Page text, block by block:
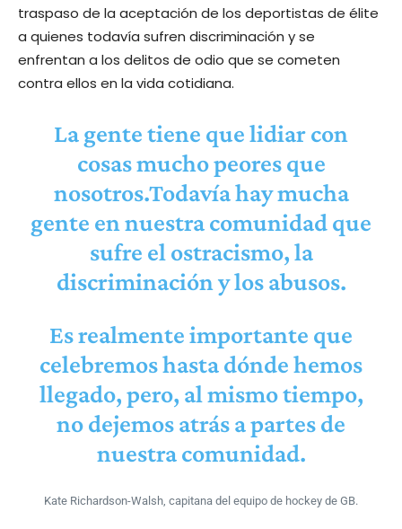
traspaso de la aceptación de los deportistas de élite
a quienes todavía sufren discriminación y se
enfrentan a los delitos de odio que se cometen
contra ellos en la vida cotidiana.
La gente tiene que lidiar con
cosas mucho peores que
nosotros.Todavía hay mucha
gente en nuestra comunidad que
sufre el ostracismo, la
discriminación y los abusos.
Es realmente importante que
celebremos hasta dónde hemos
llegado, pero, al mismo tiempo,
no dejemos atrás a partes de
nuestra comunidad.
Kate Richardson-Walsh, capitana del equipo de hockey de GB.